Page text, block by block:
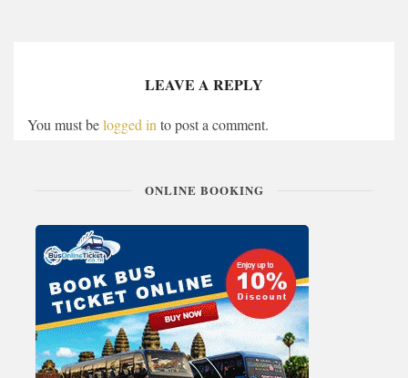
LEAVE A REPLY
You must belogged in to post a comment.
ONLINE BOOKING